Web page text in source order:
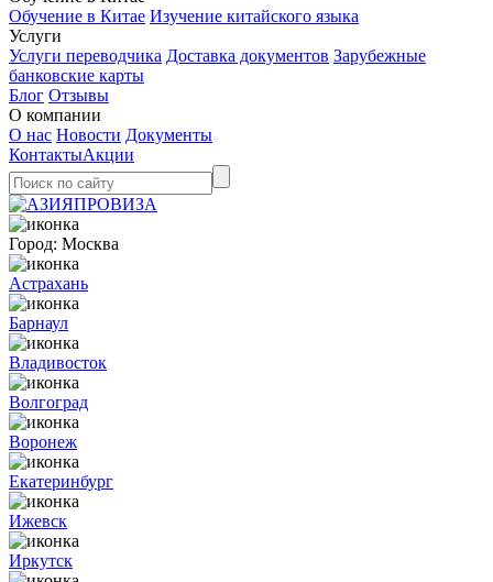
Обучение в Китае Изучение китайского языка
Услуги
Услуги переводчика Доставка документов Зарубежные
банковские карты
Блог Отзывы
О компании
О нас Новости Документы
КонтактыАкции
Город: Москва
Астрахань
Барнаул
Владивосток
Волгоград
Воронеж
Екатеринбург
Ижевск
Иркутск